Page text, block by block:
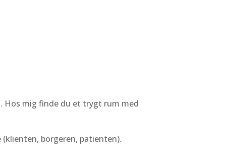
Hos mig finde du et trygt rum med
borgeren, patienten).